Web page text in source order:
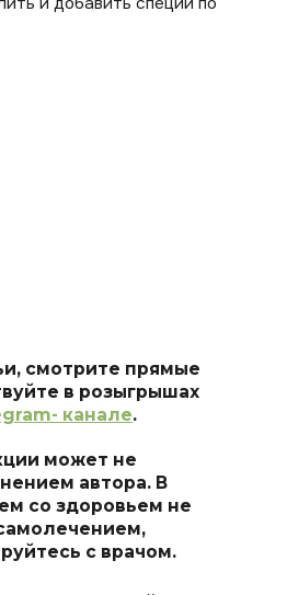
смотрите прямые
в розыгрышах
канале.
может не
автора. В
со здоровьем не
чением,
с врачом.